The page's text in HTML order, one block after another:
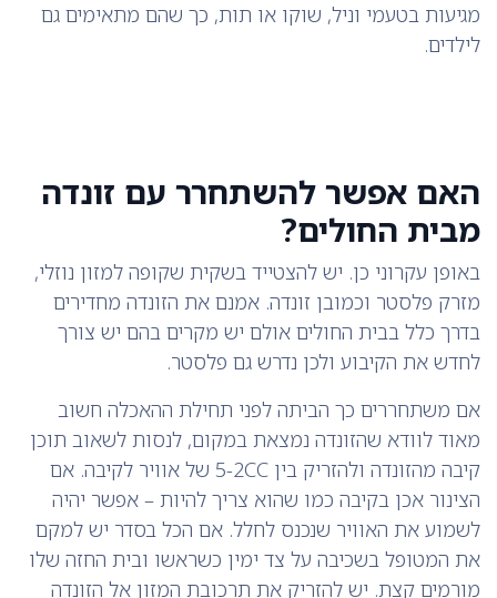
מגיעות בטעמי וניל, שוקו או תות, כך שהם מתאימים גם
לילדים.
האם אפשר להשתחרר עם זונדה
מבית החולים?
באופן עקרוני כן. יש להצטייד בשקית שקופה למזון נוזלי,
מזרק פלסטר וכמובן זונדה. אמנם את הזונדה מחדירים
בדרך כלל בבית החולים אולם יש מקרים בהם יש צורך
לחדש את הקיבוע ולכן נדרש גם פלסטר.
אם משתחררים כך הביתה לפני תחילת ההאכלה חשוב
מאוד לוודא שהזונדה נמצאת במקום, לנסות לשאוב תוכן
קיבה מהזונדה ולהזריק בין 5-2CC של אוויר לקיבה. אם
הצינור אכן בקיבה כמו שהוא צריך להיות – אפשר יהיה
לשמוע את האוויר שנכנס לחלל. אם הכל בסדר יש למקם
את המטופל בשכיבה על צד ימין כשראשו ובית החזה שלו
מורמים קצת. יש להזריק את תרכובת המזון אל הזונדה